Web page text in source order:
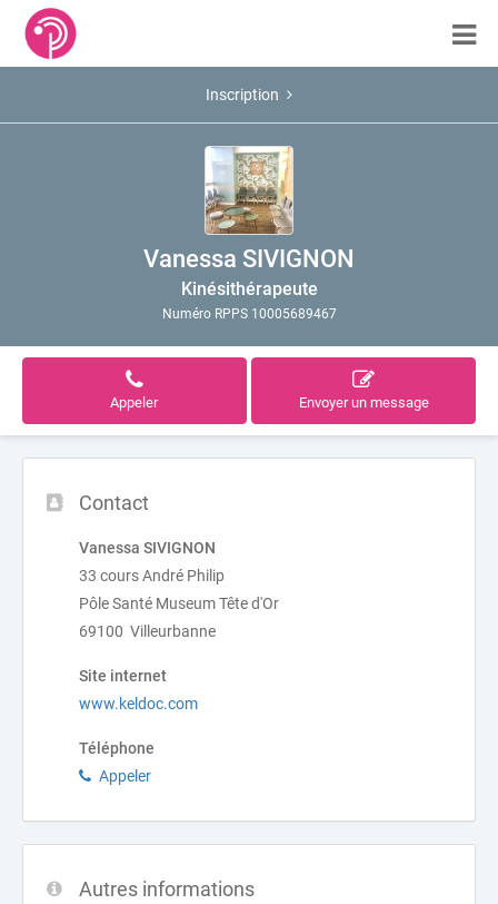
Inscription
Vanessa SIVIGNON
Kinésithérapeute
Numéro RPPS 10005689467
Appeler Envoyer un message
Contact
Vanessa SIVIGNON
33 cours André Philip
Pôle Santé Museum Tête d'Or
69100 Villeurbanne
Site internet
www.keldoc.com
Téléphone
Appeler
Autres informations